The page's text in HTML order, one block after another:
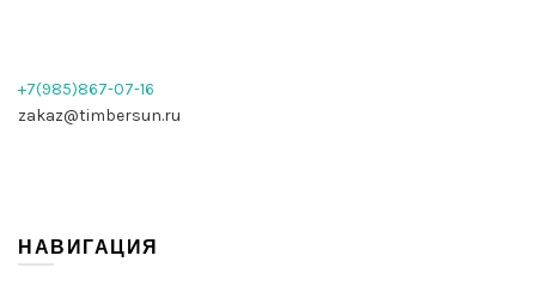
+7(985)867-07-16
zakaz@timbersun.ru
НАВИГАЦИЯ